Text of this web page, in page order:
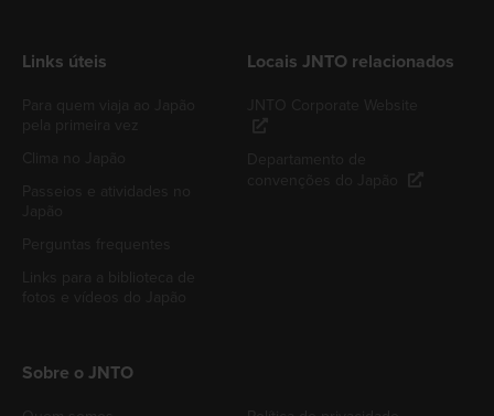
Links úteis Locais JNTO relacionados
Sobre o JNTO